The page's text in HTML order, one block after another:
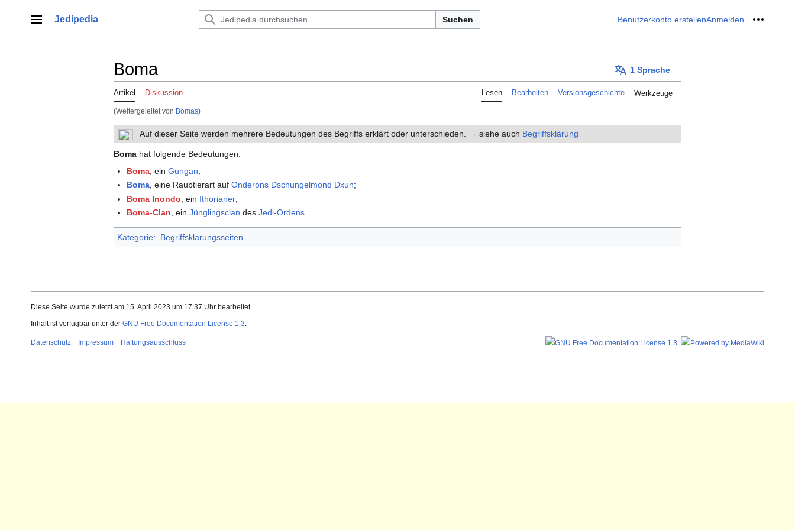
springenHauptmenü
Jedipedia Suchen Benutzerkonto erstellenAnmelden Meine
Boma 1 Sprache
Artikel Diskussion Lesen Bearbeiten Versionsgeschichte Werkzeuge
(Weitergeleitet von Bomas)
Auf dieser Seite werden mehrere Bedeutungen des Begriffs erklärt oder unterschieden. → siehe auch Begriffsklärung
Boma hat folgende Bedeutungen:
Boma , einGungan;
Boma, eine Raubtierart aufOnderons Dschungelmond Dxun;
Boma Inondo , ein Ithorianer;
Boma-Clan, einJünglingsclan desJedi-Ordens.
Kategorie: Begriffsklärungsseiten
Diese Seite wurde zuletzt am 15. April 2023 um 17:37 Uhr bearbeitet.
Inhalt ist verfügbar unter der GNU Free Documentation License 1.3.
Datenschutz Impressum Haftungsausschluss